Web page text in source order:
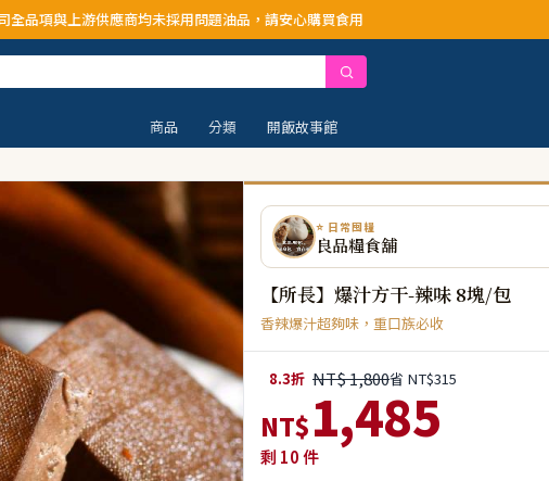
均未採用問題油品，請安心購買食用
商品 分類 開飯故事館
⭐ 日常囤糧
良品糧食舖
【所長】爆汁方干-辣味 8塊/包
香辣爆汁超夠味，重口族必收
8.3折 NT$ 1,800省 NT$315
NT$1,485
剩 10件